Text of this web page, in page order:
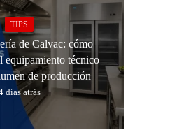
TIPS
de Calvac: cómo
equipamiento técnico
de producción
días atrás